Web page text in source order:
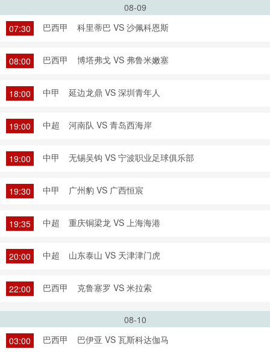
08-09
07:30
巴西甲 科里蒂巴 VS 沙佩科恩斯
08:00 巴西甲 博塔弗戈 VS 弗鲁米嫩塞
18:00 中甲 延边龙鼎 VS 深圳青年人
19:00 中超 河南队 VS 青岛西海岸
19:00 中甲 无锡吴钩 VS 宁波职业足球俱乐部
19:30 中甲 广州豹 VS 广西恒宸
19:35 中超 重庆铜梁龙 VS 上海海港
20:00 中超 山东泰山 VS 天津津门虎
22:00 巴西甲 克鲁塞罗 VS 米拉索
08-10
03:00
巴西甲 巴伊亚 VS 瓦斯科达伽马